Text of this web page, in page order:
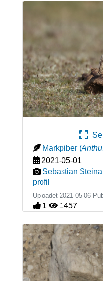
Se
Markpiber (
2021-05-01
Sebastian
profil
Uploadet 2021-05-06
1 1457